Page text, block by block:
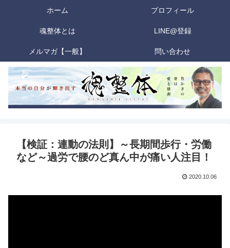
ホーム プロフィール
魂整体とは LINE@登録
メルマガ【一般】 問い合わせ
【検証：連動の法則】～長期間歩行・労働
など～過労で腰のど真ん中が痛い人注目！
2020.10.06